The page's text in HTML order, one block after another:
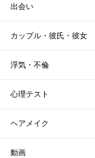
出会い
カップル・彼氏・彼女
浮気・不倫
心理テスト
ヘアメイク
動画